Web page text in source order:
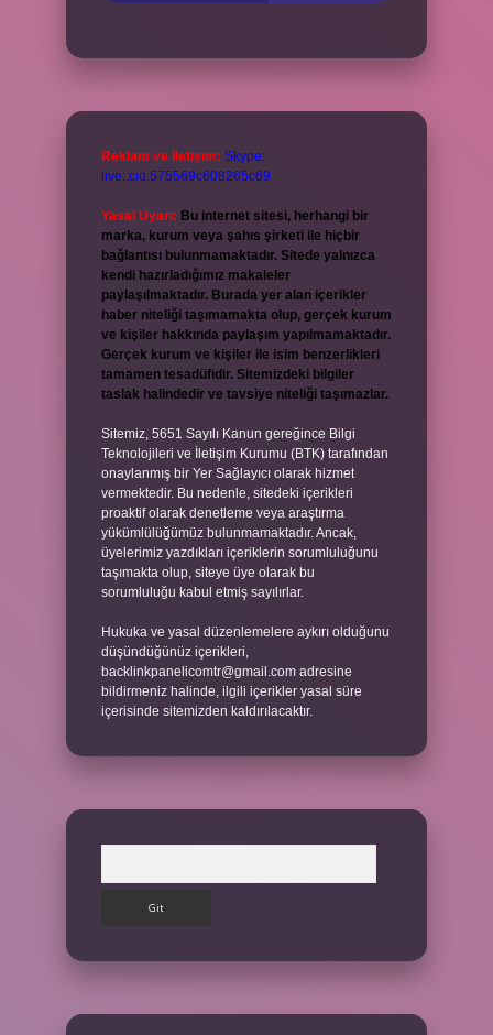
Reklam ve İletişim: Skype:
live:.cid.575569c608265c69
Yasal Uyarı: Bu internet sitesi, herhangi bir
marka, kurum veya şahıs şirketi ile hiçbir
bağlantısı bulunmamaktadır. Sitede yalnızca
kendi hazırladığımız makaleler
paylaşılmaktadır. Burada yer alan içerikler
haber niteliği taşımamakta olup, gerçek kurum
ve kişiler hakkında paylaşım yapılmamaktadır.
Gerçek kurum ve kişiler ile isim benzerlikleri
tamamen tesadüfidir. Sitemizdeki bilgiler
taslak halindedir ve tavsiye niteliği taşımazlar.
Sitemiz, 5651 Sayılı Kanun gereğince Bilgi
Teknolojileri ve İletişim Kurumu (BTK) tarafından
onaylanmış bir Yer Sağlayıcı olarak hizmet
vermektedir. Bu nedenle, sitedeki içerikleri
proaktif olarak denetleme veya araştırma
yükümlülüğümüz bulunmamaktadır. Ancak,
üyelerimiz yazdıkları içeriklerin sorumluluğunu
taşımakta olup, siteye üye olarak bu
sorumluluğu kabul etmiş sayılırlar.
Hukuka ve yasal düzenlemelere aykırı olduğunu
düşündüğünüz içerikleri,
backlinkpanelicomtr@gmail.com adresine
bildirmeniz halinde, ilgili içerikler yasal süre
içerisinde sitemizden kaldırılacaktır.